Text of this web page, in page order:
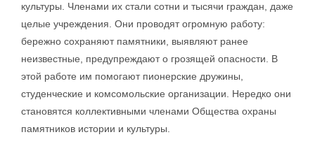
культуры. Членами их стали сотни и тысячи граждан, даже
целые учреждения. Они проводят огромную работу:
бережно сохраняют памятники, выявляют ранее
неизвестные, предупреждают о грозящей опасности. В
этой работе им помогают пионерские дружины,
студенческие и комсомольские организации. Нередко они
становятся коллективными членами Общества охраны
памятников истории и культуры.